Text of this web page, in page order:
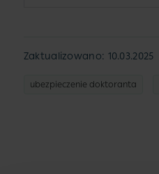
Zaktualizowano: 10.03.2025
ubezpieczenie doktoranta